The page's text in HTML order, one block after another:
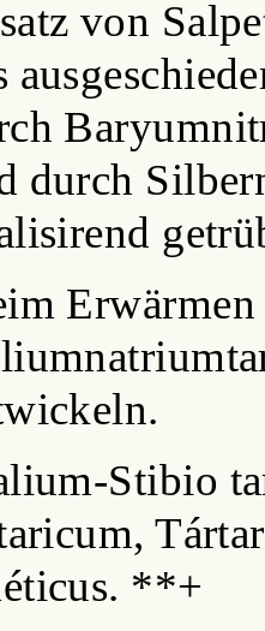
von
durch
Stibio
**+